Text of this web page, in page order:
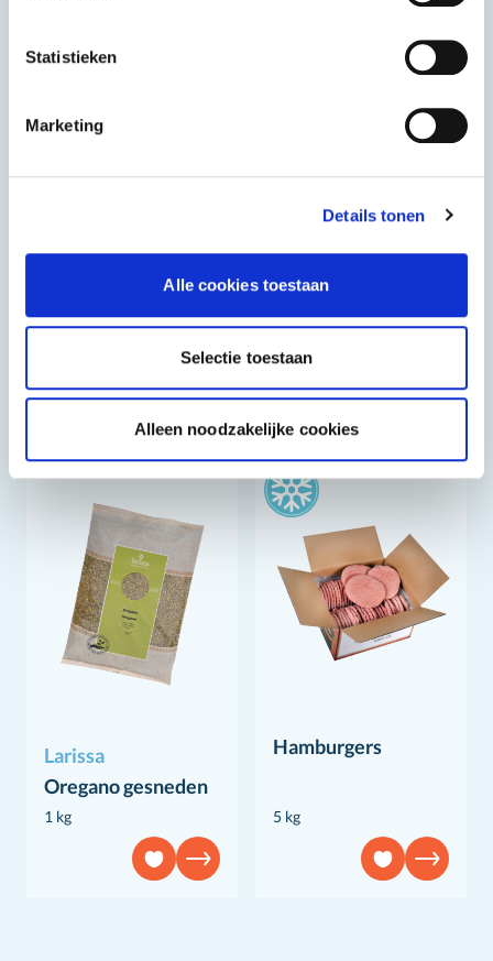
Statistieken
Marketing
Details tonen
Alle cookies toestaan
Selectie toestaan
Alleen noodzakelijke cookies
Groene olijven
Spa Mineraalwater
24x500 ml
Larissa
Oregano gesneden
1 kg
Hamburgers
5 kg